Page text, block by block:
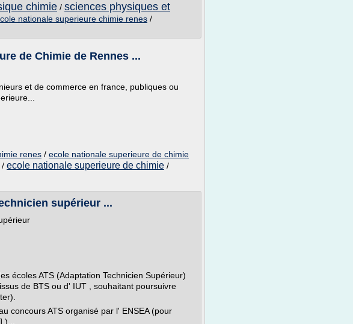
chimie / sciences physiques et
nationale superieure chimie renes /
de Chimie de Rennes ...
et de commerce en france, publiques ou
renes / ecole nationale superieure de chimie
/ ecole nationale superieure de chimie /
supérieur ...
écoles ATS (Adaptation Technicien Supérieur)
de BTS ou d' IUT , souhaitant poursuivre
concours ATS organisé par l' ENSEA (pour